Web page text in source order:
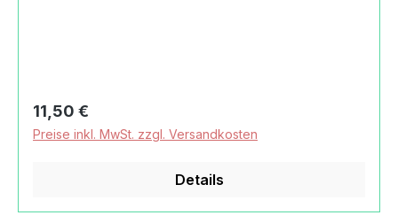
Lamm, laufenddas auf das Wesentliche
reduziertes Design nach Magarete Ostheimer
ermöglicht Kindern freies SpielHolz aus
Erlekeine Vorbehandlung oder Grundierung,
transparente Bemalung von HandVerwendung
Regulärer Preis:
11,50 €
Preise inkl. MwSt. zzgl. Versandkosten
Details